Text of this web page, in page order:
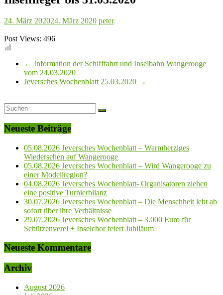
24. März 202024. März 2020 peter
Post Views: 496
← Information der Schifffahrt und Inselbahn Wangerooge
vom 24.03.2020
Jeversches Wochenblatt 25.03.2020 →
Neueste Beiträge
05.08.2026 Jeversches Wochenblatt – Warmherziges
Wiedersehen auf Wangerooge
05.08.2026 Jeversches Wochenblatt – Wird Wangerooge zu
einer Modellregion?
04.08.2026 Jeversches Wochenblatt- Organisatoren ziehen
eine positive Turnierbilanz
30.07.2026 Jeversches Wochenblatt – Die Menschheit lebt ab
sofort über ihre Verhältnisse
29.07.2026 Jeversches Wochenblatt – 3.000 Euro für
Schützenverei + Inselchor feiert Jubiläum
Neueste Kommentare
Archiv
August 2026